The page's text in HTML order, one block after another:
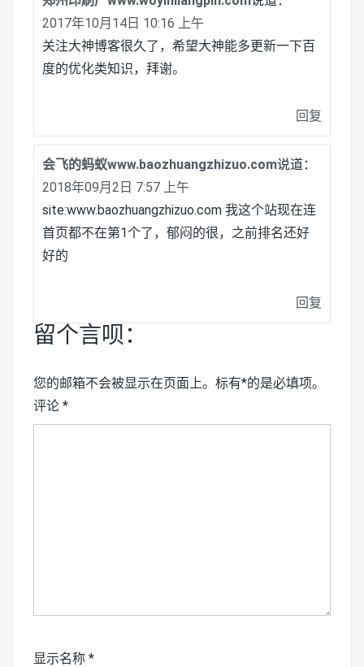
2017年10月14日 10:16 上午
关注大神博客很久了，希望大神能多更新一下百
度的优化类知识，拜谢。
回复
会飞的蚂蚁www.baozhuangzhizuo.com说道：
2018年09月2日 7:57 上午
site:www.baozhuangzhizuo.com 我这个站现在连
首页都不在第1个了，郁闷的很，之前排名还好
好的
回复
留个言呗：
您的邮箱不会被显示在页面上。标有*的是必填项。
评论 *
显示名称 *